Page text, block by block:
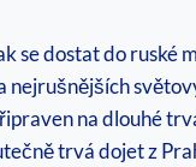
se dostat do
nejrušnějších
na dlouhé
trvá dojet z